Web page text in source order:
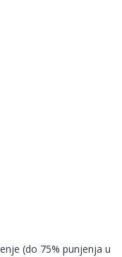
(do 75% punjenja u